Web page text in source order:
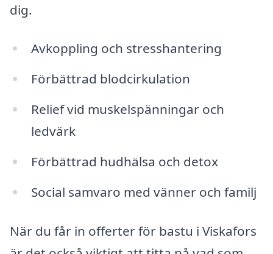
dig.
Avkoppling och stresshantering
Förbättrad blodcirkulation
Relief vid muskelspänningar och
ledvärk
Förbättrad hudhälsa och detox
Social samvaro med vänner och familj
När du får in offerter för bastu i Viskafors